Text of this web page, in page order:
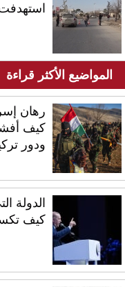
المواضيع الأكثر قراءة
رهان
كيف
ودور
الدولة
كيف